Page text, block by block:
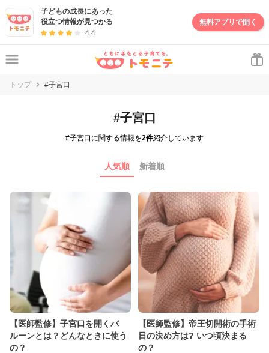
子どもの成長にあった
役立つ情報が見つかる
4.4
無料アプリで開く
トップ #子宮口
#子宮口
#子宮口に関する情報を2件紹介しています
人気順 新着順
【医師監修】子宮口を開くバ
ルーンとは？どんなときに使う
の？
【医師監修】帝王切開術の手術
日の決め方は? いつ頃決まる
の？